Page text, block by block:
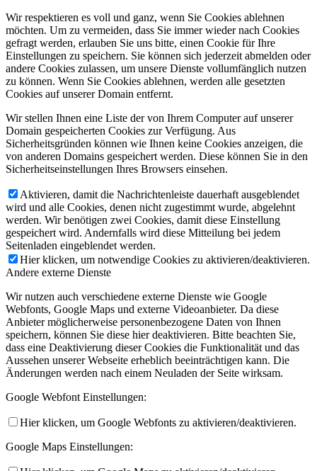
Wir respektieren es voll und ganz, wenn Sie Cookies ablehnen
möchten. Um zu vermeiden, dass Sie immer wieder nach Cookies
gefragt werden, erlauben Sie uns bitte, einen Cookie für Ihre
Einstellungen zu speichern. Sie können sich jederzeit abmelden oder
andere Cookies zulassen, um unsere Dienste vollumfänglich nutzen
zu können. Wenn Sie Cookies ablehnen, werden alle gesetzten
Cookies auf unserer Domain entfernt.
Wir stellen Ihnen eine Liste der von Ihrem Computer auf unserer
Domain gespeicherten Cookies zur Verfügung. Aus
Sicherheitsgründen können wie Ihnen keine Cookies anzeigen, die
von anderen Domains gespeichert werden. Diese können Sie in den
Sicherheitseinstellungen Ihres Browsers einsehen.
Aktivieren, damit die Nachrichtenleiste dauerhaft ausgeblendet
wird und alle Cookies, denen nicht zugestimmt wurde, abgelehnt
werden. Wir benötigen zwei Cookies, damit diese Einstellung
gespeichert wird. Andernfalls wird diese Mitteilung bei jedem
Seitenladen eingeblendet werden.
Hier klicken, um notwendige Cookies zu aktivieren/deaktivieren.
Andere externe Dienste
Wir nutzen auch verschiedene externe Dienste wie Google
Webfonts, Google Maps und externe Videoanbieter. Da diese
Anbieter möglicherweise personenbezogene Daten von Ihnen
speichern, können Sie diese hier deaktivieren. Bitte beachten Sie,
dass eine Deaktivierung dieser Cookies die Funktionalität und das
Aussehen unserer Webseite erheblich beeinträchtigen kann. Die
Änderungen werden nach einem Neuladen der Seite wirksam.
Google Webfont Einstellungen:
Hier klicken, um Google Webfonts zu aktivieren/deaktivieren.
Google Maps Einstellungen: